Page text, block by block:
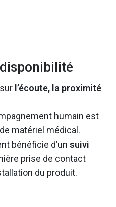
l’écoute, la proximité
humain est
matériel médical.
bénéficie d’un suivi
prise de contact
du produit.